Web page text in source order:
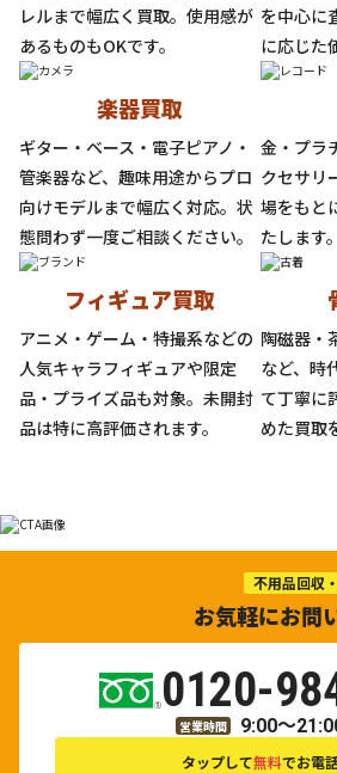
レルまで幅広く買取。使用感が
あるものもOKです。
を中心に
に応じた
楽器買取
ギター・ベース・電子ピアノ・
管楽器など、趣味用途からプロ
向けモデルまで幅広く対応。状
態問わず一度ご相談ください。
金・プラ
クセサリ
場をもと
たします。
フィギュア買取
アニメ・ゲーム・特撮系などの
人気キャラフィギュアや限定
品・プライズ品も対象。未開封
品は特に高評価されます。
陶磁器・
など、時
て丁寧に
めた買取
不用品回収
お気軽にお問
0120-
営業時間 9:00～
タップして無料でお電